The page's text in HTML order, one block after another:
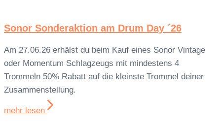
Sonor Sonderaktion am Drum Day ´26
Am 27.06.26 erhälst du beim Kauf eines Sonor Vintage
oder Momentum Schlagzeugs mit mindestens 4
Trommeln 50% Rabatt auf die kleinste Trommel deiner
Zusammenstellung.
mehr lesen